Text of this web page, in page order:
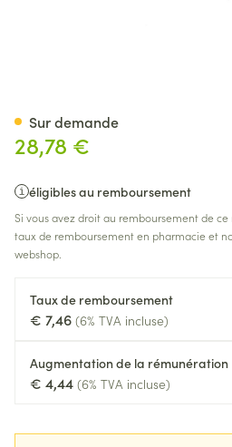
28,78 €
éligibles au remboursement
Si vous avez droit au remboursement de
taux de remboursement en pharmacie et
webshop.
Taux de remboursement
€ 7,46 (6% TVA incluse)
Augmentation de la rémunération
€ 4,44 (6% TVA incluse)
Sur demande